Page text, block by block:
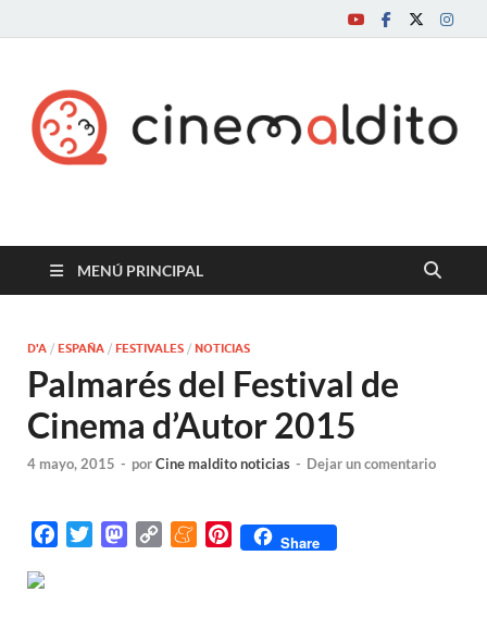
Cine maldito
MENÚ PRINCIPAL
D'A / ESPAÑA / FESTIVALES / NOTICIAS
Palmarés del Festival de
Cinema d’Autor 2015
4 mayo, 2015 - porCine maldito noticias - Dejar un comentario
M
M
P
Share